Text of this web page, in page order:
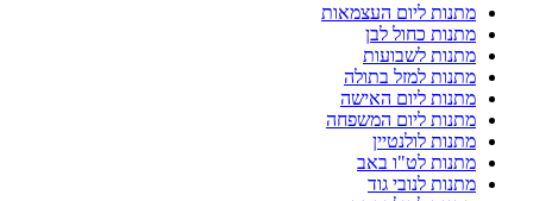
מתנות ליום העצמאות
מתנות כחול לבן
מתנות לשבועות
מתנות למזל בתולה
מתנות ליום האישה
מתנות ליום המשפחה
מתנות לולנטיין
מתנות לט"ו באב
מתנות לנובי גוד